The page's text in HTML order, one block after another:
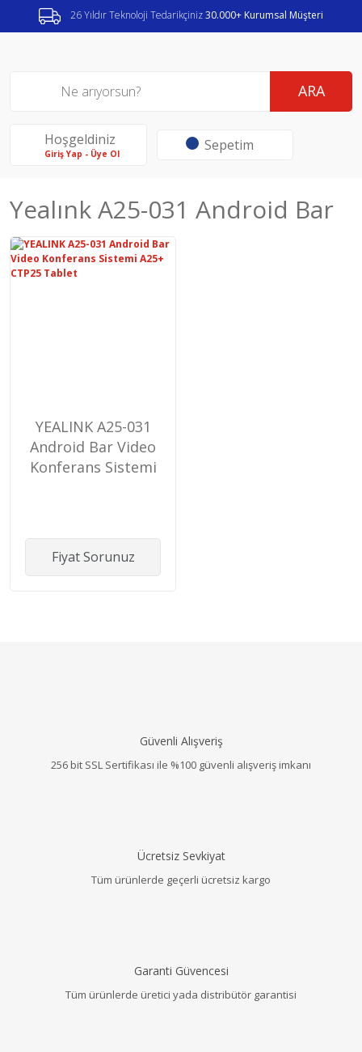
26 Yıldır Teknoloji Tedarikçiniz30.000+ Kurumsal Müşteri
ARA
Hoşgeldiniz
Giriş Yap - Üye Ol Sepetim
Yealınk A25-031 Android Bar
YEALINK A25-031
Android Bar Video
Konferans Sistemi
Fiyat Sorunuz
Güvenli Alışveriş
256 bit SSL Sertifikası ile %100 güvenli alışveriş imkanı
Ücretsiz Sevkiyat
Tüm ürünlerde geçerli ücretsiz kargo
Garanti Güvencesi
Tüm ürünlerde üretici yada distribütör garantisi